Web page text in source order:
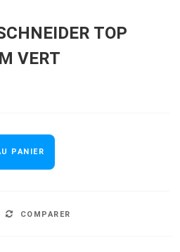
TOP
VERT
PANIER
COMPARER